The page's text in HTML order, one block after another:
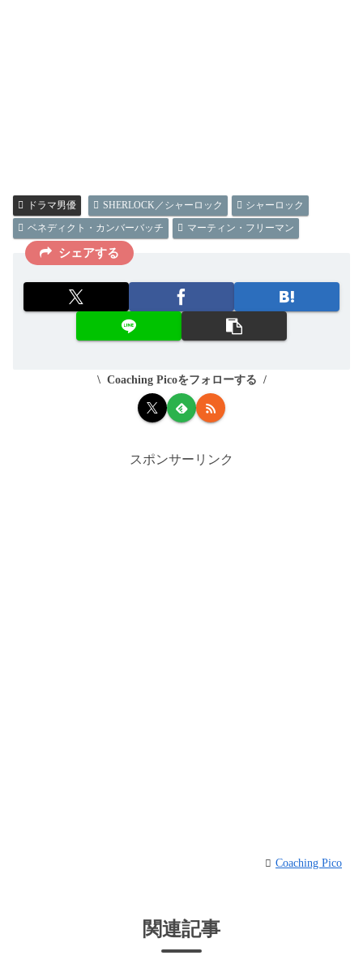
ドラマ男優 SHERLOCK／シャーロック
シャーロック
ベネディクト・カンバーバッチ
マーティン・フリーマン
シェアする
Coaching Picoをフォローする
スポンサーリンク
Coaching Pico
関連記事